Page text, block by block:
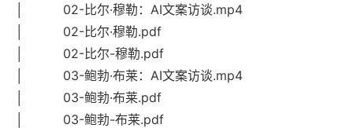
│ 02-比尔·穆勒：AI文案访谈.mp4
│ 02-比尔·穆勒.pdf
│ 02-比尔-穆勒.pdf
│ 03-鲍勃·布莱：AI文案访谈.mp4
│ 03-鲍勃·布莱.pdf
│ 03-鲍勃-布莱.pdf